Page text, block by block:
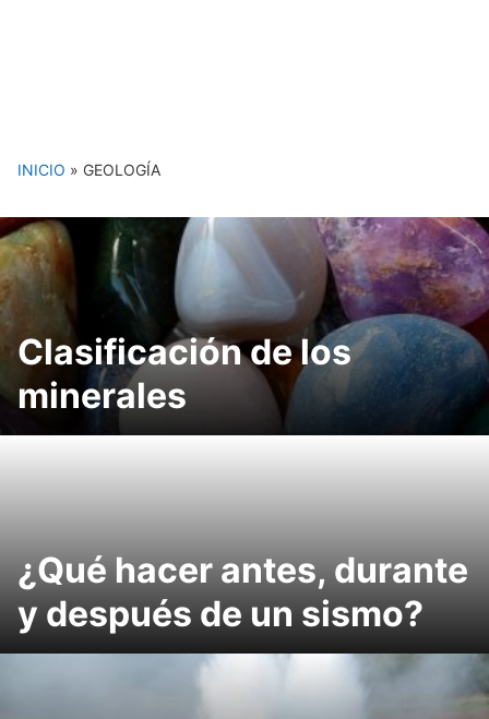
INICIO » GEOLOGÍA
Clasificación de los
minerales
¿Qué hacer antes, durante
y después de un sismo?